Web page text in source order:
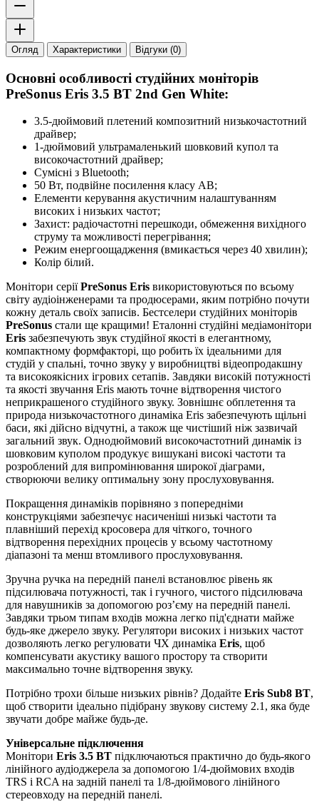
Огляд Характеристики Відгуки (0)
Основні особливості студійних моніторів
PreSonus Eris 3.5 BT 2nd Gen White:
3.5-дюймовий плетений композитний низькочастотний
драйвер;
1-дюймовий ультрамаленький шовковий купол та
високочастотний драйвер;
Сумісні з Bluetooth;
50 Вт, подвійне посилення класу AB;
Елементи керування акустичним налаштуванням
високих і низьких частот;
Захист: радіочастотні перешкоди, обмеження вихідного
струму та можливості перегрівання;
Режим енергоощадження (вмикається через 40 хвилин);
Колір білий.
Монітори серіїPreSonus Eris використовуються по всьому
світу аудіоінженерами та продюсерами, яким потрібно почути
кожну деталь своїх записів. Бестселери студійних моніторів
PreSonus стали ще кращими! Еталонні студійні медіамонітори
Eris забезпечують звук студійної якості в елегантному,
компактному формфакторі, що робить їх ідеальними для
студій у спальні, точно звуку у виробництві відеопродакшну
та високоякісних ігрових сетапів. Завдяки високій потужності
та якості звучання Eris мають точне відтворення чистого
неприкрашеного студійного звуку. Зовнішнє обплетення та
природа низькочастотного динаміка Eris забезпечують щільні
баси, які дійсно відчутні, а також ще чистіший ніж зазвичай
загальний звук. Однодюймовий високочастотний динамік із
шовковим куполом продукує вишукані високі частоти та
розроблений для випромінювання широкої діаграми,
створюючи велику оптимальну зону прослуховування.
Покращення динаміків порівняно з попередніми
конструкціями забезпечує насиченіші низькі частоти та
плавніший перехід кросовера для чіткого, точного
відтворення перехідних процесів у всьому частотному
діапазоні та менш втомливого прослуховування.
Зручна ручка на передній панелі встановлює рівень як
підсилювача потужності, так і гучного, чистого підсилювача
для навушників за допомогою роз’єму на передній панелі.
Завдяки трьом типам входів можна легко під'єднати майже
будь-яке джерело звуку. Регулятори високих і низьких частот
дозволяють легко регулювати ЧХ динаміка Eris, щоб
компенсувати акустику вашого простору та створити
максимально точне відтворення звуку.
Потрібно трохи більше низьких рівнів? Додайте Eris Sub8 BT,
щоб створити ідеально підібрану звукову систему 2.1, яка буде
звучати добре майже будь-де.
Універсальне підключення
Монітори Eris 3.5 BT підключаються практично до будь-якого
лінійного аудіоджерела за допомогою 1/4-дюймових входів
TRS і RCA на задній панелі та 1/8-дюймового лінійного
стереовходу на передній панелі.